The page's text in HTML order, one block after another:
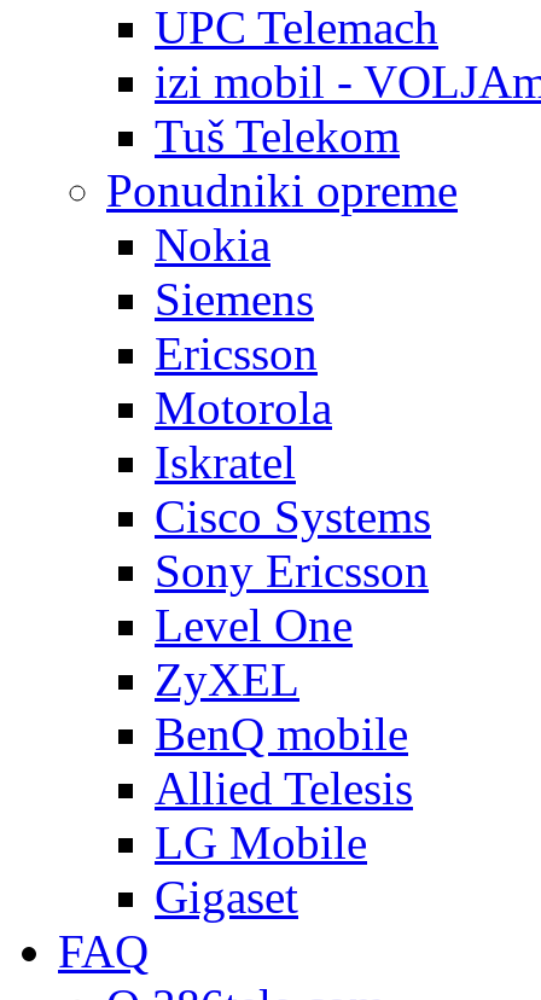
UPC Telemach
izi mobil -
Tuš Telekom
Ponudniki opreme
Nokia
Siemens
Ericsson
Motorola
Iskratel
Cisco Systems
Sony Ericsson
Level One
ZyXEL
BenQ mobile
Allied Telesis
LG Mobile
Gigaset
FAQ